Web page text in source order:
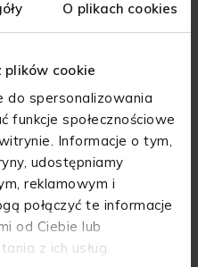
O plikach cookies
cookie
do spersonalizowania
funkcje społecznościowe
Informacje o tym,
udostępniamy
reklamowym i
połączyć te informacje
od Ciebie lub
z ich usług.
sklepu
zweryfikowano
MEGA👍️Czysty i dobry